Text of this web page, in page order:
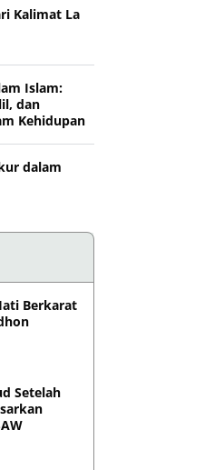
Kalimat La
Islam:
dan
Kehidupan
dalam
Berkarat
Setelah